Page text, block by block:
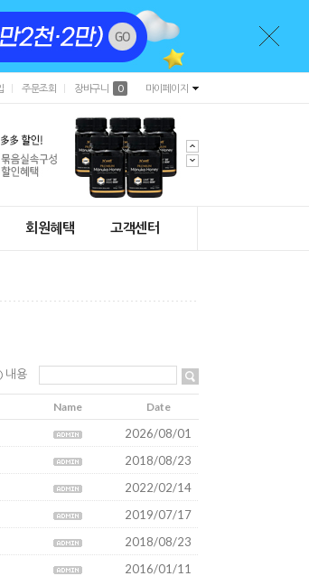
주문조회 장바구니 0 마이페이지
회원혜택 고객센터
내용
Name Date
2026/08/01
2018/08/23
2022/02/14
2019/07/17
2018/08/23
2016/01/11